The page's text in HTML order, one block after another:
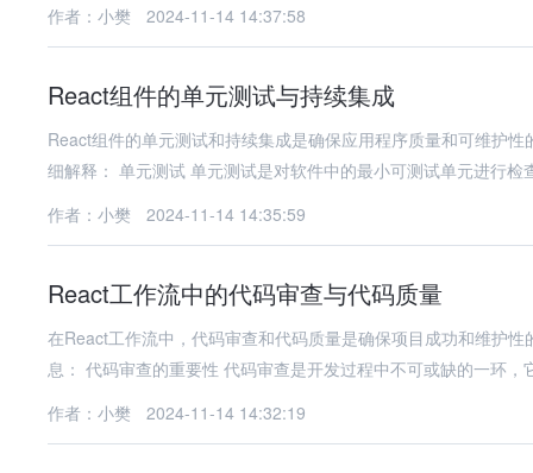
作者：小樊
2024-11-14 14:37:58
React组件的单元测试与持续集成
React组件的单元测试和持续集成是确保应用程序质量和可维护
细解释： 单元测试 单元测试是对软件中的最小可测试单元进行检
作者：小樊
2024-11-14 14:35:59
React工作流中的代码审查与代码质量
在React工作流中，代码审查和代码质量是确保项目成功和维护
息： 代码审查的重要性 代码审查是开发过程中不可或缺的一环，
作者：小樊
2024-11-14 14:32:19